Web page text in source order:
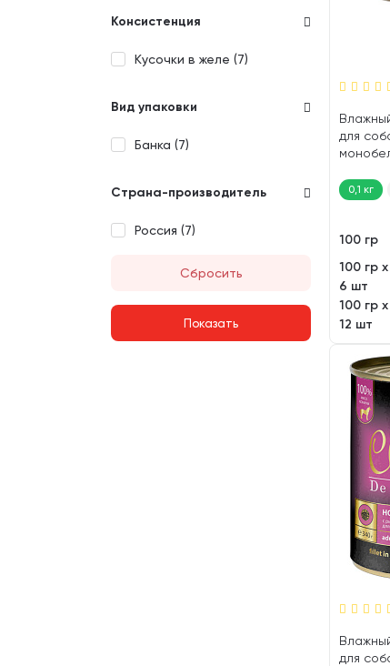
Консистенция
Кусочки в желе (7)
Вид упаковки
Банка (7)
Страна-производитель
Россия (7)
Сбросить
для
0,1 кг
100 гр
100 гр х
6 шт
100 гр х
12 шт
для